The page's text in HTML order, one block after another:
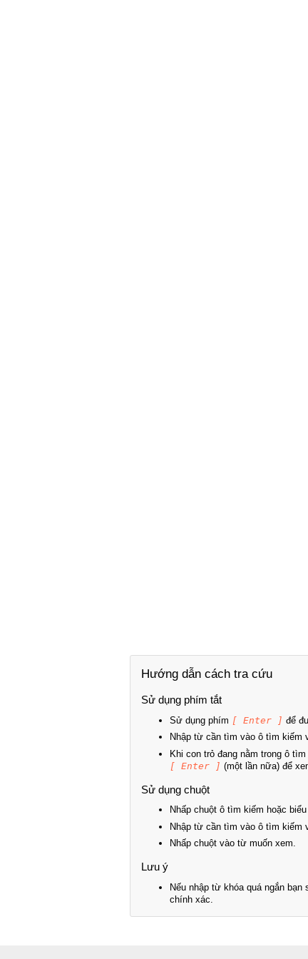
Hướng dẫn cách tra cứu
Sử dụng phím tắt
Sử dụng phím [ Enter ] để
Nhập từ cần tìm vào ô tìm
Khi con trỏ đang nằm trong ô
[ Enter ] (một lần nữa) để
Sử dụng chuột
Nhấp chuột ô tìm kiếm hoặc
Nhập từ cần tìm vào ô tìm kiếm
Nhấp chuột vào từ muốn xem.
Lưu ý
Nếu nhập từ khóa quá ngắn
chính xác.